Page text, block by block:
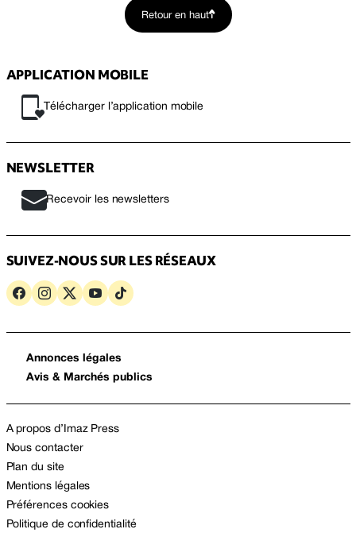
Retour en haut
APPLICATION MOBILE
Télécharger l’application mobile
NEWSLETTER
Recevoir les newsletters
SUIVEZ-NOUS SUR LES RÉSEAUX
Annonces légales
Avis & Marchés publics
A propos d’Imaz Press
Nous contacter
Plan du site
Mentions légales
Préférences cookies
Politique de confidentialité